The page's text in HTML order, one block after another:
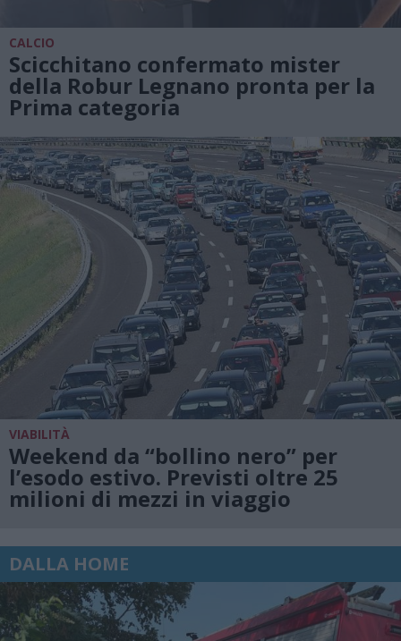
CALCIO
Scicchitano confermato mister
della Robur Legnano pronta per la
Prima categoria
VIABILITÀ
Weekend da “bollino nero” per
l’esodo estivo. Previsti oltre 25
milioni di mezzi in viaggio
DALLA HOME